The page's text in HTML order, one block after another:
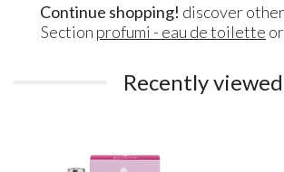
Continue shopping! discover
Section profumi - eau de toilette or
Recently viewed